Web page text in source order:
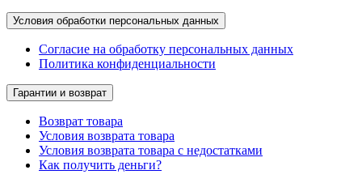
Условия обработки персональных данных
Согласие на обработку персональных данных
Политика конфиденциальности
Гарантии и возврат
Возврат товара
Условия возврата товара
Условия возврата товара с недостатками
Как получить деньги?